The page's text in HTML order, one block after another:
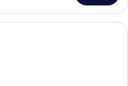
hotellrum med två